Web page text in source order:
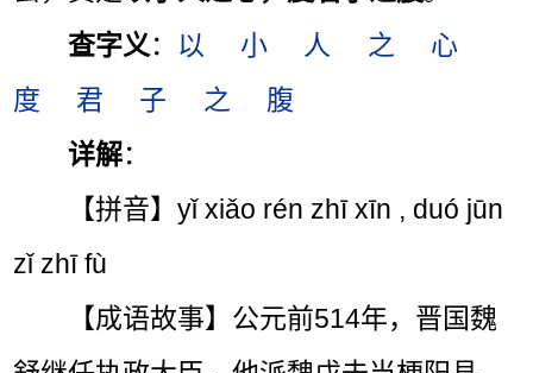
查字义 ： 以 小 人 之
心
度
君 子 之
腹
详解：
【拼音】yǐ xiǎo rén zhī xīn , duó jūn
zǐ zhī fù
【成语故事】公元前514年，晋国魏